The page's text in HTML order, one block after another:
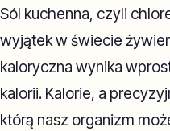
Sól kuchenna, czyli
wyjątek w świecie
kaloryczna wynika
kalorii. Kalorie, a
którą nasz organizm